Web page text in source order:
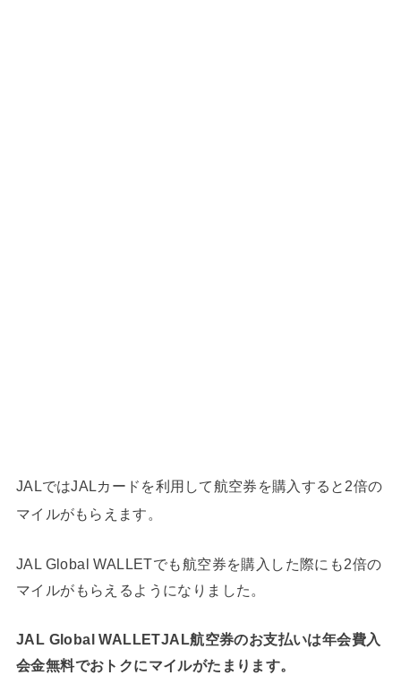
JALではJALカードを利用して航空券を購入すると2倍の
マイルがもらえます。
JAL Global WALLETでも航空券を購入した際にも2倍の
マイルがもらえるようになりました。
JAL Global WALLETJAL航空券のお支払いは年会費入
会金無料でおトクにマイルがたまります。